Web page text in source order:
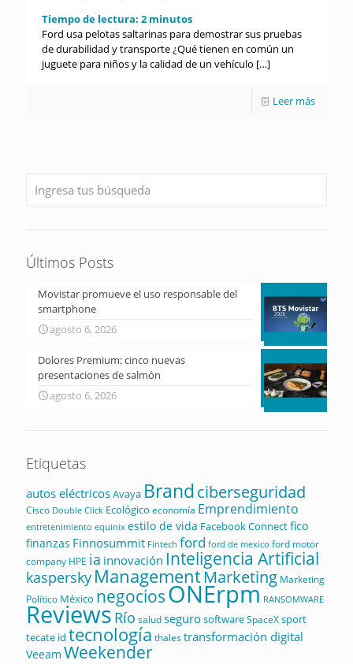
Tiempo de lectura: 2 minutos
Ford usa pelotas saltarinas para demostrar sus pruebas
de durabilidad y transporte ¿Qué tienen en común un
juguete para niños y la calidad de un vehículo […]
Leer más
Últimos Posts
Movistar promueve el uso responsable del
smartphone
agosto 6, 2026
Dolores Premium: cinco nuevas
presentaciones de salmón
agosto 6, 2026
Etiquetas
autos eléctricosAvaya Brandciberseguridad
Cisco Double Click Ecológico economía Emprendimiento
entretenimiento equinix estilo de vida Facebook Connectfico
finanzas Finnosummit Fintech ford ford de mexico ford motor
company HPE ia innovación Inteligencia Artificial
kaspersky ManagementMarketing Marketing
Político México negociosONErpm RANSOMWARE
Reviews Río saludsegurosoftwareSpaceXsport
tecate id tecnología thalestransformación digital
Veeam Weekender